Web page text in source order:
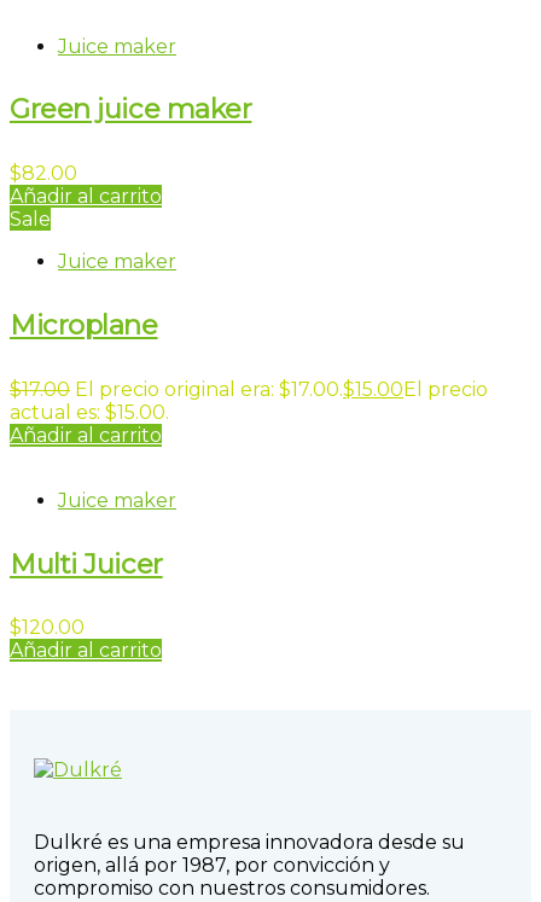
Juice maker
Green juice maker
$82.00
Añadir al carrito
Sale
Juice maker
Microplane
$17.00 El precio original era: $17.00.$15.00El precio
actual es: $15.00.
Añadir al carrito
Juice maker
Multi Juicer
$120.00
Añadir al carrito
Dulkré es una empresa innovadora desde su
origen, allá por 1987, por convicción y
compromiso con nuestros consumidores.